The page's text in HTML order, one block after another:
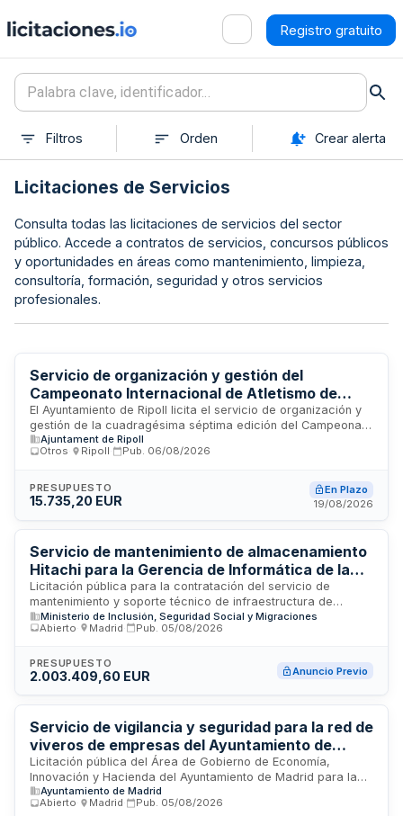
Registro gratuito
Filtros Orden Crear alerta
Licitaciones de Servicios
Consulta todas las licitaciones de servicios del sector
público. Accede a contratos de servicios, concursos públicos
y oportunidades en áreas como mantenimiento, limpieza,
consultoría, formación, seguridad y otros servicios
profesionales.
Servicio de organización y gestión del
Campeonato Internacional de Atletismo de
Fondo del Ripollès 2026 - Ayuntamiento de
Ripoll
El Ayuntamiento de Ripoll licita el servicio de organización y
gestión de la cuadragésima séptima edición del Campeonato
Internacional de Atletismo de Fondo del Ripollès, que
comprende tres pruebas de running: media maratón de
cinco kilómetros. El adjudicatario será responsable de la
gestión integral del evento, incluyendo inscripciones,
ayuntamiento, seguridad, control de voluntarios y puntos de
avituallamiento, así como la comunicación mediante web y
correo electrónico a participantes.
Ajuntament de Ripoll
Otros
Ripoll Pub. 06/08/2026
PRESUPUESTO
15.735,20 EUR
En Plazo
19/08/2026
Servicio de mantenimiento de almacenamiento
Hitachi para la Gerencia de Informática de la
Seguridad Social
Licitación pública para la contratación del servicio de
mantenimiento y soporte técnico de infraestructura de
almacenamiento de datos Hitachi. El servicio será prestado a
la Gerencia de Informática de la Seguridad Social,
informáticos de la Seguridad Social española. El contrato
incluye el mantenimiento preventivo y correctivo, asistencia
almacenamiento durante el período de vigencia del acuerdo.
La ubicación del servicio es Madrid.
Ministerio de Inclusión, Seguridad Social y Migraciones
Abierto
Madrid Pub. 05/08/2026
PRESUPUESTO
2.003.409,60 EUR Anuncio Previo
Servicio de vigilancia y seguridad para la red de
viveros de empresas del Ayuntamiento de
Madrid
Licitación pública del Área de Gobierno de Economía,
Innovación y Hacienda del Ayuntamiento de Madrid para la
contratación del servicio de vigilancia y seguridad de los
edificios que integran la red de viveros de empresas
Ayuntamiento de Madrid
Abierto
Madrid Pub. 05/08/2026